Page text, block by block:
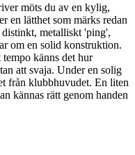
möts du av en kylig,
en lätthet som märks redan
metalliskt 'ping',
om en solid konstruktion.
känns det hur
att svaja. Under en solig
från klubbhuvudet. En liten
kännas rätt genom handen